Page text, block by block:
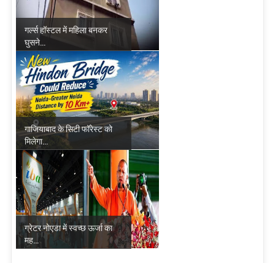
गर्ल्स हॉस्टल में महिला बनकर
घुसने...
गाजियाबाद के सिटी फॉरेस्ट को
मिलेगा...
ग्रेटर नोएडा में स्वच्छ ऊर्जा का
मह...